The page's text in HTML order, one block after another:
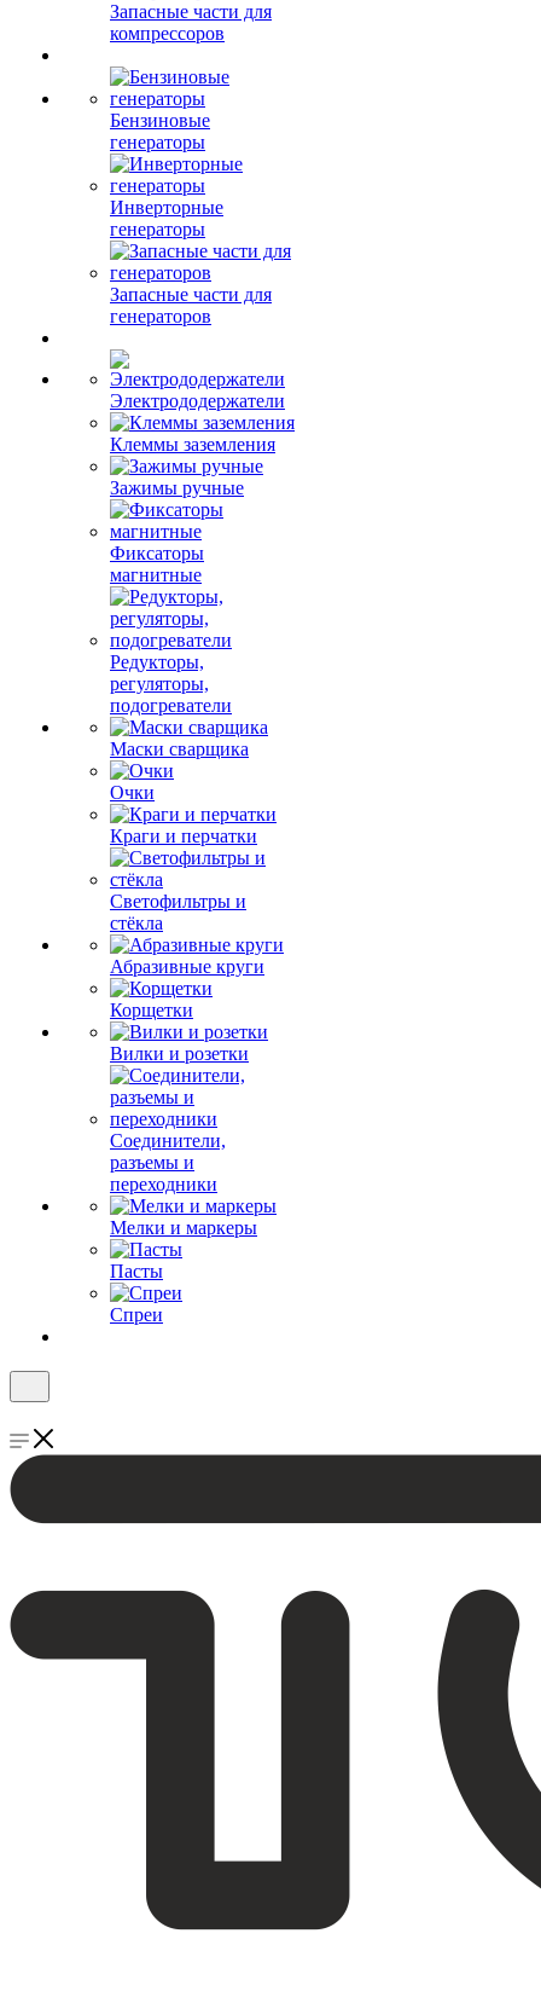
Запасные части для
компрессоров
Бензиновые
генераторы
Инверторные
генераторы
Запасные части для
генераторов
Электрододержатели
Клеммы заземления
Зажимы ручные
Фиксаторы
магнитные
Редукторы,
регуляторы,
подогреватели
Маски сварщика
Очки
Краги и перчатки
Светофильтры и
стёкла
Абразивные круги
Корщетки
Вилки и розетки
Соединители,
разъемы и
переходники
Мелки и маркеры
Пасты
Спреи